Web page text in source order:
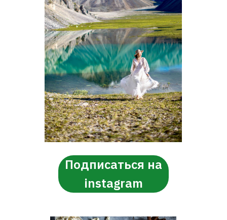
Подписаться на
instagram